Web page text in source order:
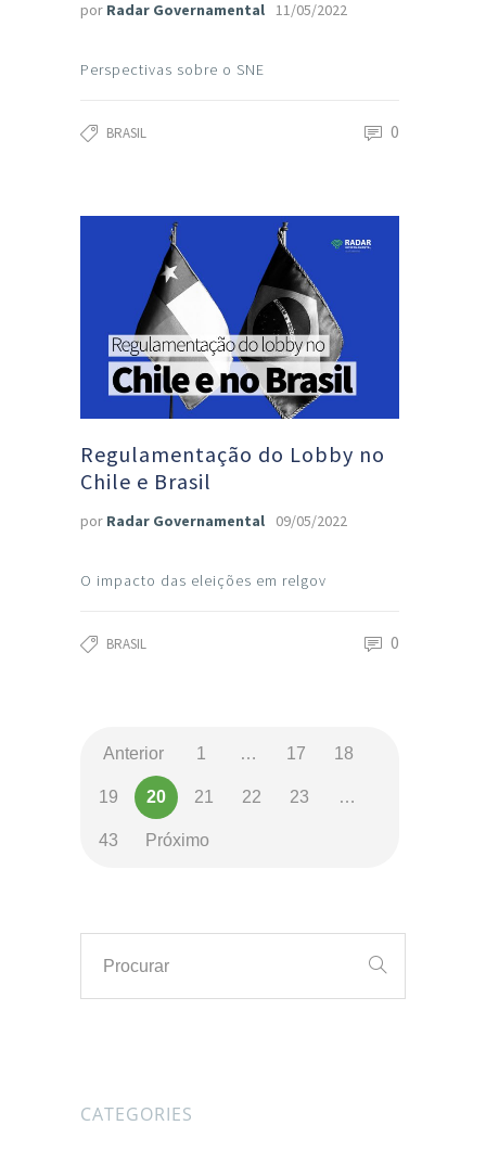
por Radar Governamental 11/05/2022
Perspectivas sobre o SNE
BRASIL 0
Regulamentação do Lobby no
Chile e Brasil
por Radar Governamental 09/05/2022
O impacto das eleições em relgov
BRASIL 0
Anterior 1 … 17 18
19 20 21 22 23 …
43 Próximo
CATEGORIES